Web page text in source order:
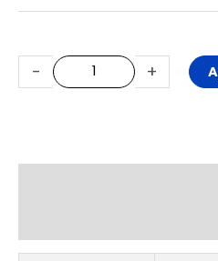
- +